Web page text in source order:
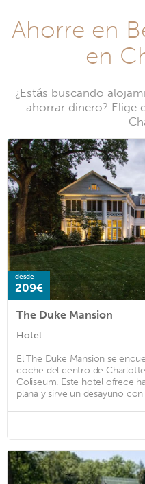
Ahorre en
en
¿Estás buscando
ahorrar dinero? Elige
desde
209€
The Duke Mansion
Hotel
El The Duke Mansion se
coche del centro de
Coliseum. Este hotel ofrece
plana y sirve un desayuno con